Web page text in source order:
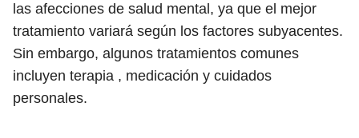
las afecciones de salud mental, ya que el mejor
tratamiento variará según los factores subyacentes.
Sin embargo, algunos tratamientos comunes
incluyen terapia , medicación y cuidados
personales.